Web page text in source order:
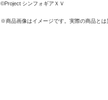
©Project シンフォギアＸＶ
※商品画像はイメージです。実際の商品と